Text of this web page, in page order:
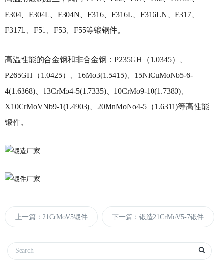
F304、F304L、F304N、F316、F316L、F316LN、F317、
F317L、F51、F53、F55等锻钢件。
高温性能的合金钢和非合金钢： P235GH（1.0345）、
P265GH（1.0425）、16Mo3(1.5415)、15NiCuMoNb5-6-
4(1.6368)、13CrMo4-5(1.7335)、10CrMo9-10(1.7380)、
X10CrMoVNb9-1(1.4903)、20MnMoNo4-5（1.6311)等高性能
锻件。
上一篇：21CrMoV5锻件 下一篇：锻造21CrMoV5-7锻件